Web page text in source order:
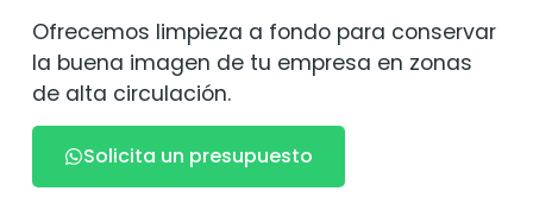
Ofrecemos limpieza a fondo para conservar
la buena imagen de tu empresa en zonas
de alta circulación.
Solicita un presupuesto